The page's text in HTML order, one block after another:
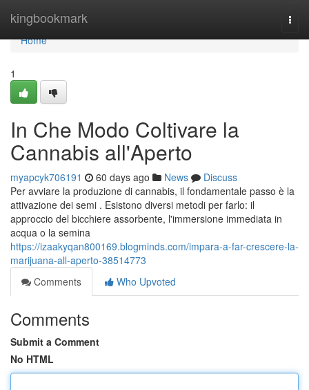
kingbookmark
Home
Home
1
In Che Modo Coltivare la
Cannabis all'Aperto
myapcyk706191 60 days ago News
Discuss
Per avviare la produzione di cannabis, il fondamentale passo è la
attivazione dei semi . Esistono diversi metodi per farlo: il
approccio del bicchiere assorbente, l'immersione immediata in
acqua o la semina
https://izaakyqan800169.blogminds.com/impara-a-far-crescere-la-
marijuana-all-aperto-38514773
Comments
Who Upvoted
Comments
Submit a Comment
No HTML